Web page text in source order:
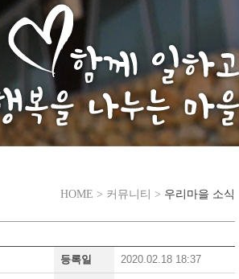
HOME > 커뮤니티 > 우리마을 소식
등록일 2020.02.18 18:37